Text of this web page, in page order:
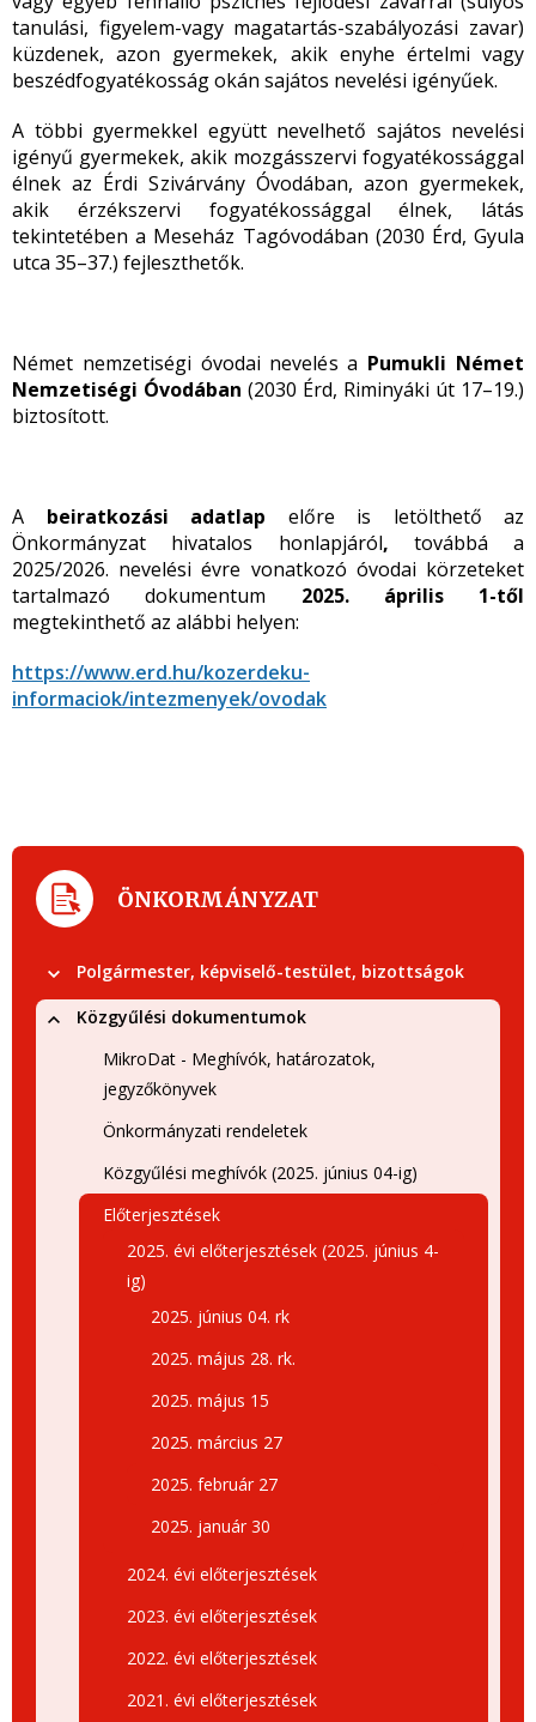
tanulási, figyelem-vagy magatartás-szabályozási zavar)
küzdenek, azon gyermekek, akik enyhe értelmi vagy
beszédfogyatékosság okán sajátos nevelési igényűek.
A többi gyermekkel együtt nevelhető sajátos nevelési
igényű gyermekek, akik mozgásszervi fogyatékossággal
élnek az Érdi Szivárvány Óvodában, azon gyermekek,
akik érzékszervi fogyatékossággal élnek, látás
tekintetében a Meseház Tagóvodában (2030 Érd, Gyula
utca 35–37.) fejleszthetők.
Német nemzetiségi óvodai nevelés a Pumukli Német
Nemzetiségi Óvodában (2030 Érd, Riminyáki út 17–19.)
biztosított.
A beiratkozási adatlap előre is
letölthető az
Önkormányzat hivatalos honlapjáról, továbbá
a
2025/2026. nevelési évre vonatkozó óvodai körzeteket
tartalmazó
dokumentum 2025. április 1-től
megtekinthető az alábbi helyen:
https://www.erd.hu/kozerdeku-
informaciok/intezmenyek/ovodak
ÖNKORMÁNYZAT
Polgármester, képviselő-testület, bizottságok
Közgyűlési dokumentumok
MikroDat - Meghívók, határozatok,
jegyzőkönyvek
Önkormányzati rendeletek
Közgyűlési meghívók (2025. június 04-ig)
Előterjesztések
2025. évi előterjesztések (2025. június 4-
ig)
2025. június 04. rk
2025. május 28. rk.
2025. május 15
2025. március 27
2025. február 27
2025. január 30
2024. évi előterjesztések
2023. évi előterjesztések
2022. évi előterjesztések
2021. évi előterjesztések